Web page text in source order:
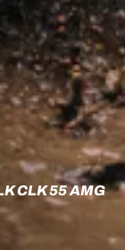
CLK 55 AMG